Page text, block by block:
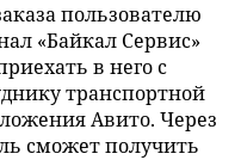
пользователю
«Байкал Сервис»
в него с
транспортной
Авито. Через
сможет получить